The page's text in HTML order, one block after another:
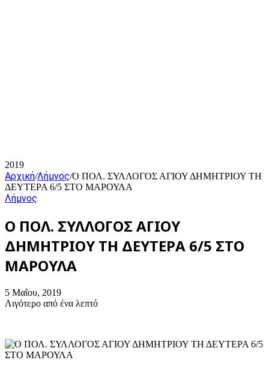
2019
Αρχική/Λήμνος/Ο ΠΟΛ. ΣΥΛΛΟΓΟΣ ΑΓΙΟΥ ΔΗΜΗΤΡΙΟΥ ΤΗ
ΔΕΥΤΕΡΑ 6/5 ΣΤΟ ΜΑΡΟΥΛΑ
Λήμνος
Ο ΠΟΛ. ΣΥΛΛΟΓΟΣ ΑΓΙΟΥ
ΔΗΜΗΤΡΙΟΥ ΤΗ ΔΕΥΤΕΡΑ 6/5 ΣΤΟ
ΜΑΡΟΥΛΑ
5 Μαΐου, 2019
Λιγότερο από ένα λεπτό